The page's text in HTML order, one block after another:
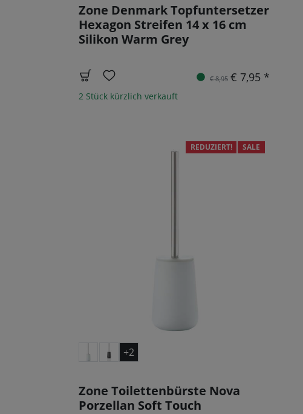
Zone Denmark Topfuntersetzer
Hexagon Streifen 14 x 16 cm
Silikon Warm Grey
€ 8,95 € 7,95 *
2 Stück kürzlich verkauft
REDUZIERT! SALE
+2
Zone Toilettenbürste Nova
Porzellan Soft Touch